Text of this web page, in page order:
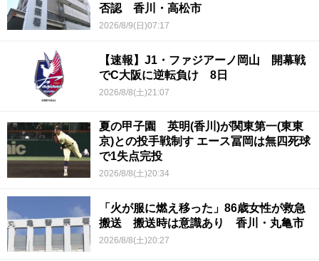
否認 香川・高松市
2026/8/9(日)07:17
【速報】J1・ファジアーノ岡山 開幕戦
でC大阪に逆転負け 8日
2026/8/8(土)21:07
夏の甲子園 英明(香川)が関東第一(東東
京)との投手戦制す エース冨岡は無四死球
で1失点完投
2026/8/8(土)20:34
「火が服に燃え移った」86歳女性が救急
搬送 搬送時は意識あり 香川・丸亀市
2026/8/8(土)20:27